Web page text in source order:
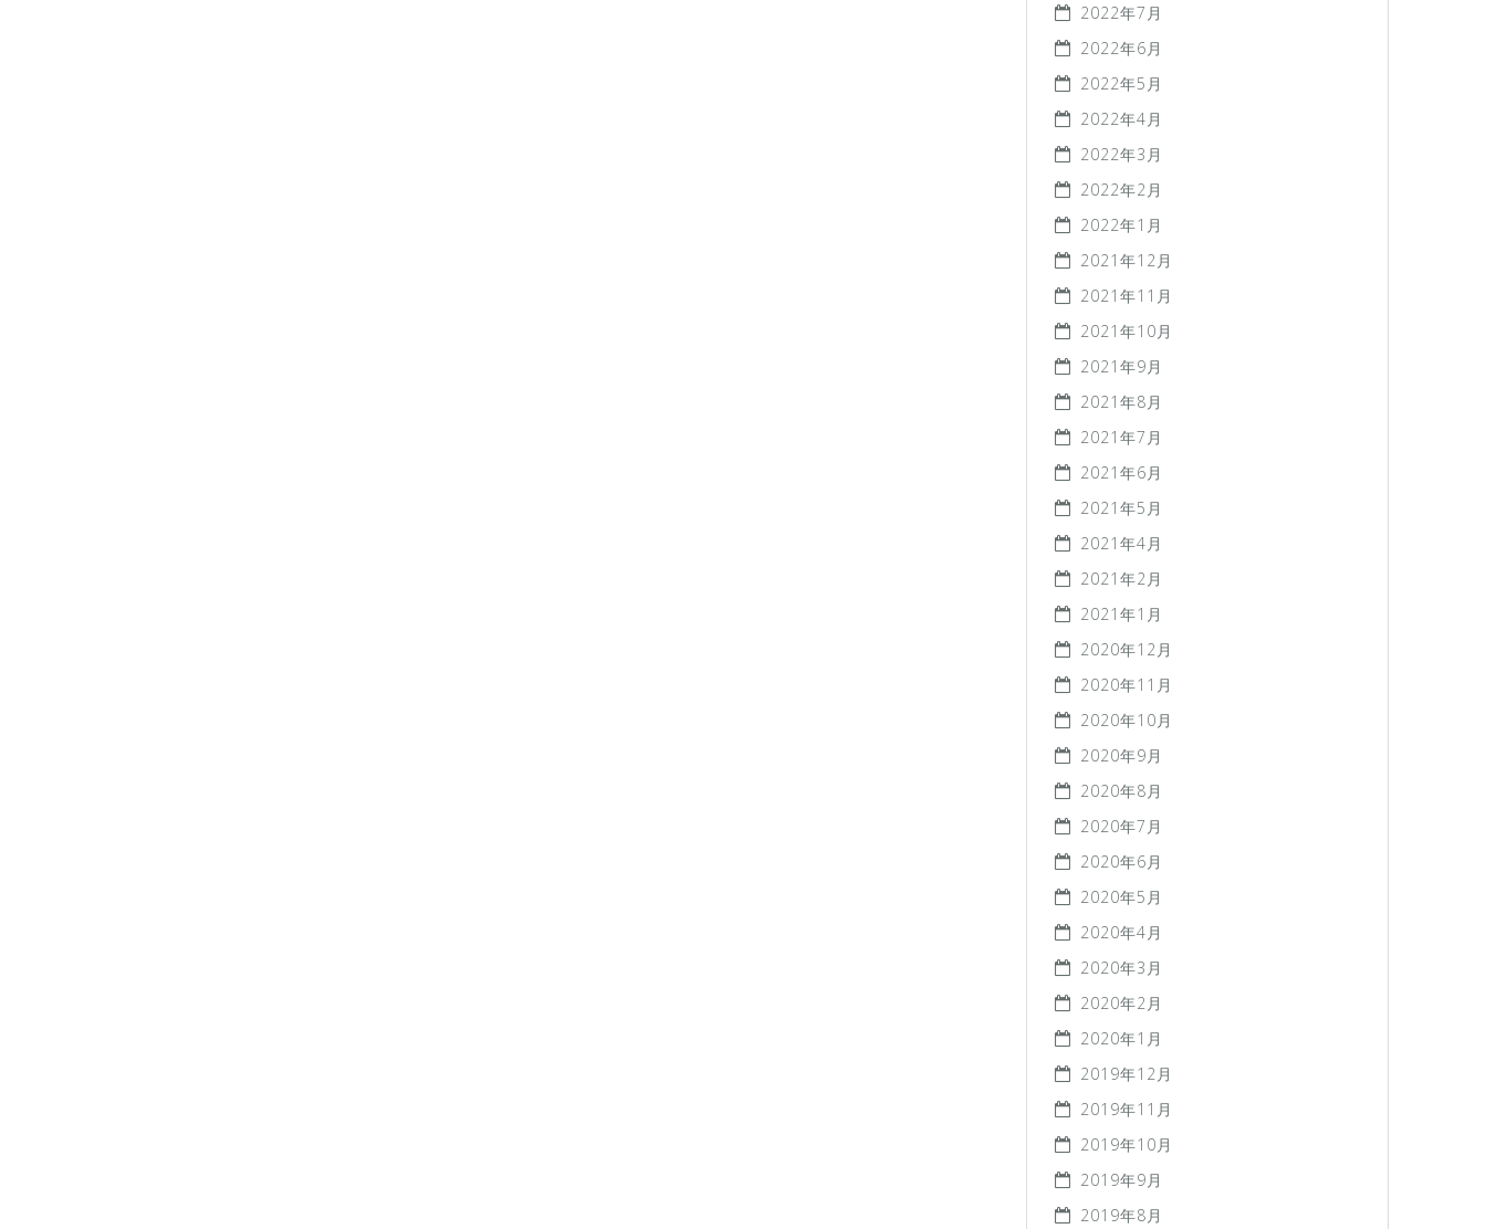
2022年7月
2022年6月
2022年5月
2022年4月
2022年3月
2022年2月
2022年1月
2021年12月
2021年11月
2021年10月
2021年9月
2021年8月
2021年7月
2021年6月
2021年5月
2021年4月
2021年2月
2021年1月
2020年12月
2020年11月
2020年10月
2020年9月
2020年8月
2020年7月
2020年6月
2020年5月
2020年4月
2020年3月
2020年2月
2020年1月
2019年12月
2019年11月
2019年10月
2019年9月
2019年8月